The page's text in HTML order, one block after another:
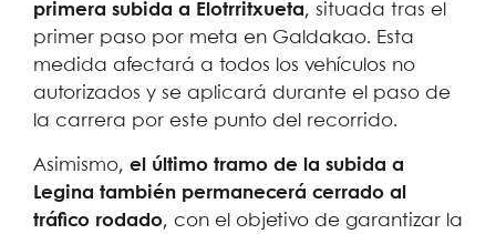
primera subida a Elotrritxueta, situada tras el
primer paso por meta en Galdakao. Esta
medida afectará a todos los vehículos no
autorizados y se aplicará durante el paso de
la carrera por este punto del recorrido.
Asimismo, el último tramo de la subida a
Legina también permanecerá cerrado al
tráfico rodado, con el objetivo de garantizar la